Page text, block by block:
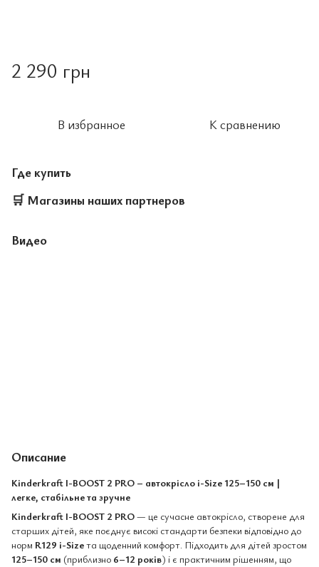
2 290 грн
В избранное К сравнению
Где купить
🛒 Магазины наших партнеров
Видео
Описание
Kinderkraft I-BOOST 2 PRO – автокрісло i-Size 125–150 см |
легке, стабільне та зручне
Kinderkraft I-BOOST 2 PRO— це сучасне автокрісло, створене для
старших дітей, яке поєднує високі стандарти безпеки відповідно до
норм R129 i-Sizeта щоденний комфорт. Підходить для дітей зростом
125–150 см (приблизно 6–12 років) і є практичним рішенням, що